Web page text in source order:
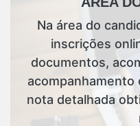
Na área do
inscrições
documentos,
acompanhamento
nota detalhada